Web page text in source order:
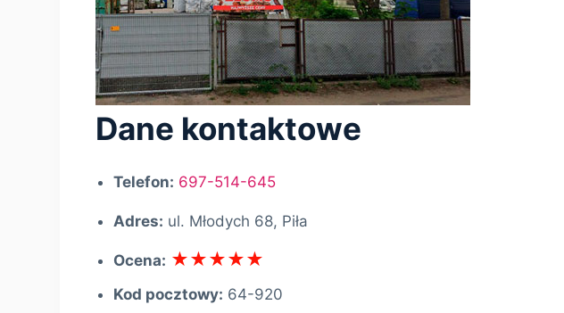
Dane kontaktowe
Telefon: 697-514-645
Adres: ul. Młodych 68, Piła
Ocena:
Kod pocztowy: 64-920